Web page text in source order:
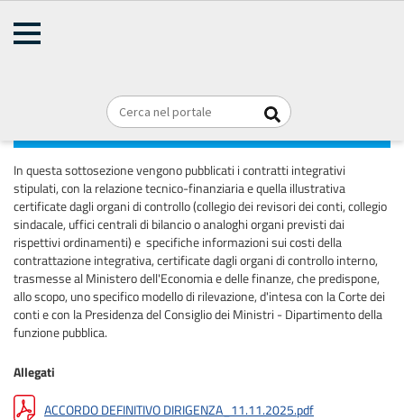
Home
Contrattazione integrativa
In questa sottosezione vengono pubblicati i contratti integrativi
stipulati, con la relazione tecnico-finanziaria e quella illustrativa
certificate dagli organi di controllo (collegio dei revisori dei conti, collegio
sindacale, uffici centrali di bilancio o analoghi organi previsti dai
rispettivi ordinamenti) e specifiche informazioni sui costi della
contrattazione integrativa, certificate dagli organi di controllo interno,
trasmesse al Ministero dell'Economia e delle finanze, che predispone,
allo scopo, uno specifico modello di rilevazione, d'intesa con la Corte dei
conti e con la Presidenza del Consiglio dei Ministri - Dipartimento della
funzione pubblica.
Allegati
ACCORDO DEFINITIVO DIRIGENZA_11.11.2025.pdf